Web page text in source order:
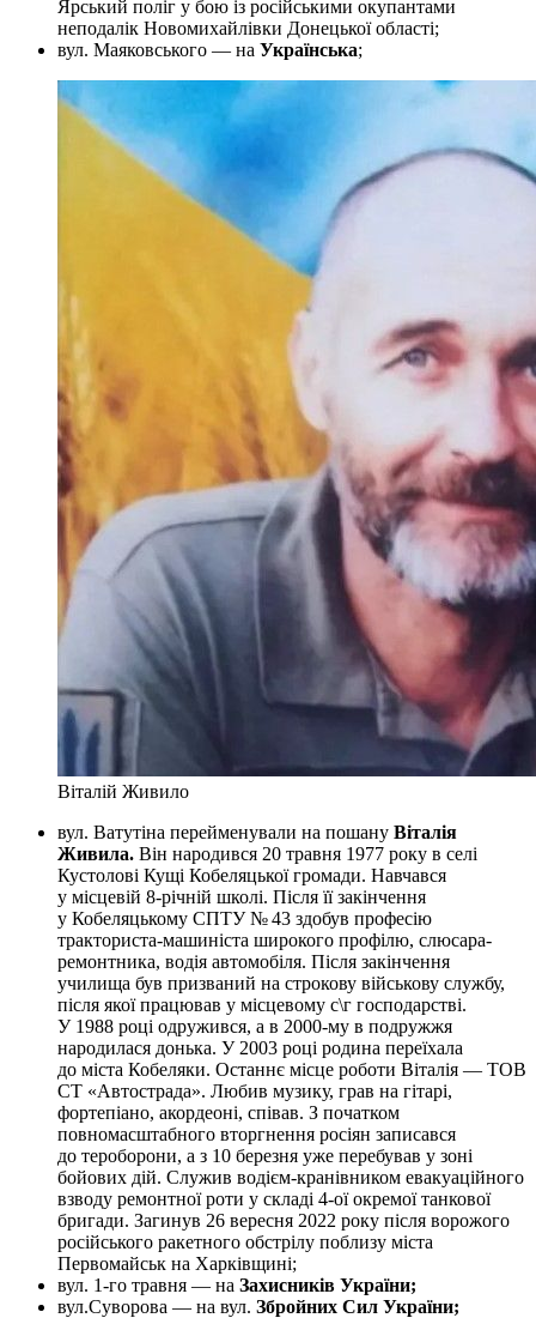
Ярський поліг у бою із російськими окупантами
неподалік Новомихайлівки Донецької області;
вул. Маяковського — на Українська;
Віталій Живило
вул. Ватутіна перейменували на пошану Віталія
Живила. Він народився 20 травня 1977 року в селі
Кустолові Кущі Кобеляцької громади. Навчався
у місцевій 8-річній школі. Після її закінчення
у Кобеляцькому СПТУ № 43 здобув професію
тракториста-машиніста широкого профілю, слюсара-
ремонтника, водія автомобіля. Після закінчення
училища був призваний на строкову військову службу,
після якої працював у місцевому с\г господарстві.
У 1988 році одружився, а в 2000-му в подружжя
народилася донька. У 2003 році родина переїхала
до міста Кобеляки. Останнє місце роботи Віталія — ТОВ
СТ «Автострада». Любив музику, грав на гітарі,
фортепіано, акордеоні, співав. З початком
повномасштабного вторгнення росіян записався
до тероборони, а з 10 березня уже перебував у зоні
бойових дій. Служив водієм-кранівником евакуаційного
взводу ремонтної роти у складі 4-ої окремої танкової
бригади. Загинув 26 вересня 2022 року після ворожого
російського ракетного обстрілу поблизу міста
Первомайськ на Харківщині;
вул. 1-го травня — на Захисників України;
вул.Суворова — на вул. Збройних Сил України;